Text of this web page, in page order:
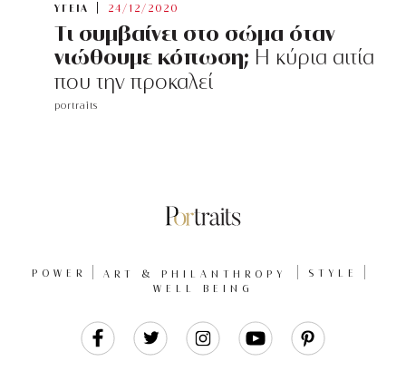
ΥΓΕΙΑ 24/12/2020
Tι συμβαίνει στο σώμα όταν
νιώθουμε κόπωση; Η κύρια αιτία
που την προκαλεί
portraits
POWER ART & PHILANTHROPY
STYLE
WELL BEING